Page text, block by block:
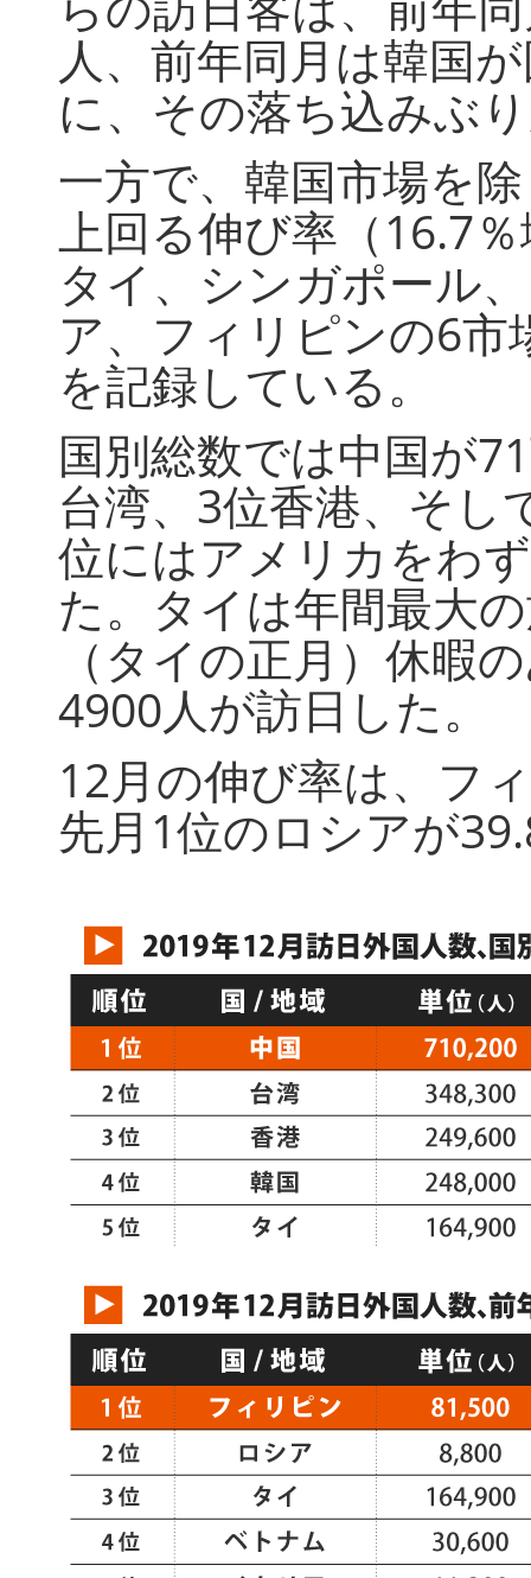
人、前年同月は韓国
に、その落ち込みぶ
一方で、韓国市場を
上回る伸び率（16.7
タイ、シンガポール
ア、フィリピンの6
を記録している。
国別総数では中国が
台湾、3位香港、そし
位にはアメリカをわ
た。タイは年間最大
（タイの正月）休暇
4900人が訪日した。
12月の伸び率は、フ
先月1位のロシアが